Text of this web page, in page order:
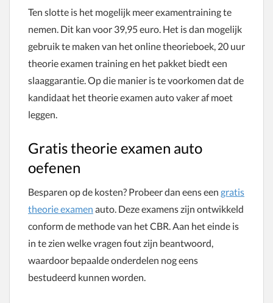
Ten slotte is het mogelijk meer examentraining te
nemen. Dit kan voor 39,95 euro. Het is dan mogelijk
gebruik te maken van het online theorieboek, 20 uur
theorie examen training en het pakket biedt een
slaaggarantie. Op die manier is te voorkomen dat de
kandidaat het theorie examen auto vaker af moet
leggen.
Gratis theorie examen auto
oefenen
Besparen op de kosten? Probeer dan eens een gratis
theorie examen auto. Deze examens zijn ontwikkeld
conform de methode van het CBR. Aan het einde is
in te zien welke vragen fout zijn beantwoord,
waardoor bepaalde onderdelen nog eens
bestudeerd kunnen worden.